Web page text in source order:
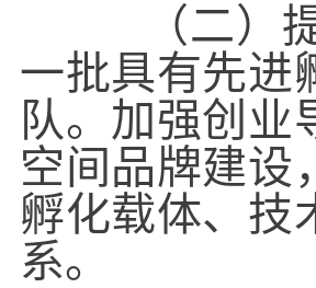
（二）提
一批具有先进
队。加强创业
空间品牌建设
孵化载体、技
系。